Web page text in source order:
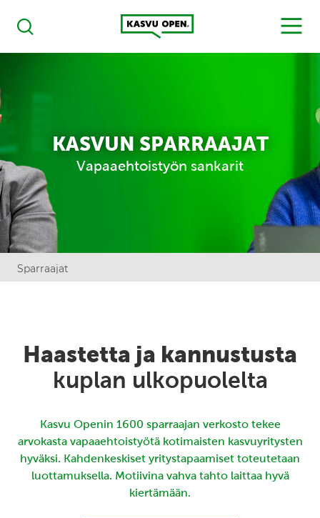
Haku
Kasvu Open
MENU
KASVUN SPARRAAJAT
Vapaaehtoistyön sankarit
Sparraajat
Haastetta ja kannustusta
kuplan ulkopuolelta
Kasvu Openin 1600 sparraajan verkosto tekee
arvokasta vapaaehtoistyötä kotimaisten kasvuyritysten
hyväksi. Kahdenkeskiset yritystapaamiset toteutetaan
luottamuksella. Motiivina vahva tahto laittaa hyvä
kiertämään.